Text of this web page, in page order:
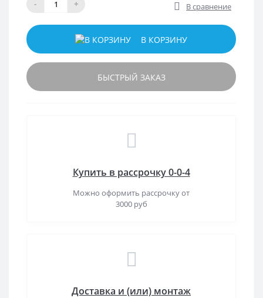
- + В сравнение
В КОРЗИНУ
БЫСТРЫЙ ЗАКАЗ
Купить в рассрочку 0-0-4
Можно оформить рассрочку от
3000 руб
Доставка и (или) монтаж